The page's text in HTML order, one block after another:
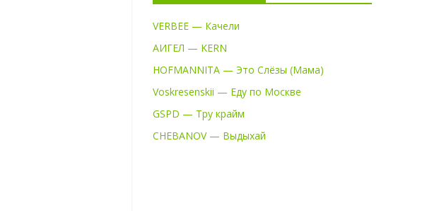
VERBEE — Качели
АИГЕЛ — KERN
HOFMANNITA — Это Слёзы (Мама)
Voskresenskii — Еду по Москве
GSPD — Тру крайм
CHEBANOV — Выдыхай